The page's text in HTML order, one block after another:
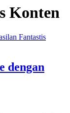
Konten
dengan